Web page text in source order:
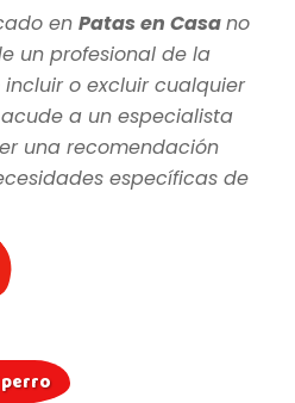
en Patas en Casano
un profesional de la
o excluir cualquier
a un especialista
una recomendación
específicas de
perro